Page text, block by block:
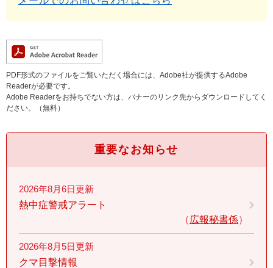
PDF形式のファイルをご覧いただく場合には、Adobe社が提供するAdobe
Readerが必要です。
Adobe Readerをお持ちでない方は、バナーのリンク先からダウンロードしてく
ださい。（無料）
重要なお知らせ
2026年8月6日更新
熱中症警戒アラート
広報秘書係
2026年8月5日更新
クマ目撃情報